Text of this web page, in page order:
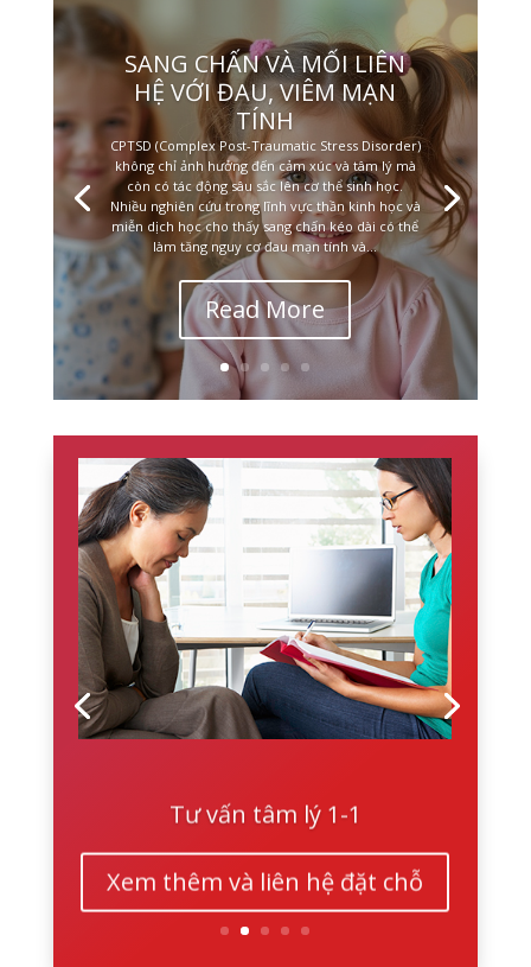
SANG CHẤN VÀ MỐI LIÊN
HỆ VỚI ĐAU, VIÊM MẠN
TÍNH
CPTSD (Complex Post-Traumatic Stress Disorder)
không chỉ ảnh hưởng đến cảm xúc và tâm lý mà
còn có tác động sâu sắc lên cơ thể sinh học.
Nhiều nghiên cứu trong lĩnh vực thần kinh học và
miễn dịch học cho thấy sang chấn kéo dài có thể
làm tăng nguy cơ đau mạn tính và...
Read More
Tư vấn tâm lý 1-1
Xem thêm và liên hệ đặt chỗ